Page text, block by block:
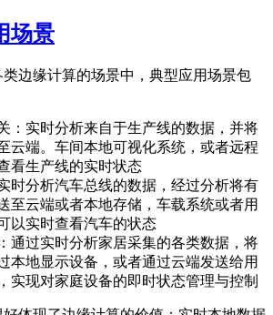
场景
边缘计算的场景中，典型应用场景包
：实时分析来自于生产线的数据，并将
云端。车间本地可视化系统，或者远程
看生产线的实时状态
时分析汽车总线的数据，经过分析将有
至云端或者本地存储，车载系统或者用
以实时查看汽车的状态
通过实时分析家居采集的各类数据，将
本地显示设备，或者通过云端发送给用
实现对家庭设备的即时状态管理与控制